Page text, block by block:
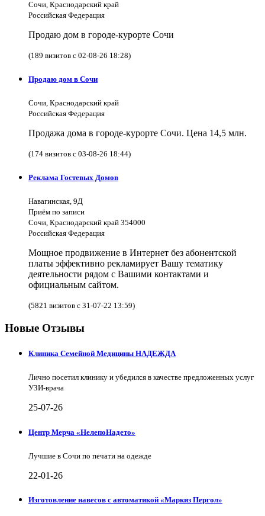
Сочи, Краснодарский край
Российская Федерация
Продаю дом в городе-курорте Сочи
(189 визитов с 02-08-26 18:28)
Продаю дом в Сочи
Сочи, Краснодарский край
Российская Федерация
Продажа дома в городе-курорте Сочи. Цена 14,5 млн.
(174 визитов с 03-08-26 18:44)
Реклама Гостевых Домов
Навагинская, 9Д
Приём по записи
Сочи, Краснодарский край 354000
Российская Федерация
Мощное продвижение в Интернет без абонентской
платы эффективно рекламирует Вашу тематику
деятельности рядом с Вашими контактами и
официальным сайтом.
(5821 визитов с 31-07-22 13:59)
Новые Отзывы
Клиника Семейной Медицины НАДЕЖДА
Лично посетил клинику и убедился в качестве предложенных услуг
УЗИ-врача
25-07-26
Центр Мерча «НелепоНадето»
Лучшие в Сочи по печати на одежде
22-01-26
Изготовление навесов с автоматикой «Маркиз Пергол»